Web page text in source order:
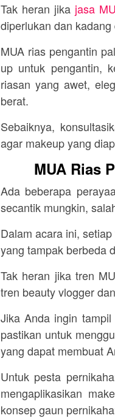
Tak heran jika jasa
diperlukan dan
MUA rias pengantin
up untuk pengantin,
riasan yang awet,
berat.
Sebaiknya,
agar makeup yang
MUA Rias
Ada beberapa
secantik mungkin,
Dalam acara ini,
yang tampak berbeda
Tak heran jika tren
tren beauty vlogger
Jika Anda ingin tampil
pastikan untuk
yang dapat membuat
Untuk pesta
mengaplikasikan
konsep gaun